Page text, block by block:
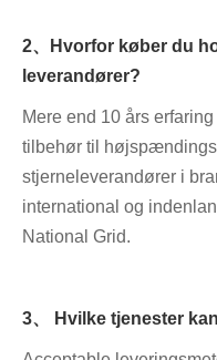
2、Hvorfor køber du
leverandører?
Mere end 10 års
tilbehør til
stjerneleverandører i
international og
National Grid.
3、 Hvilke tjenester